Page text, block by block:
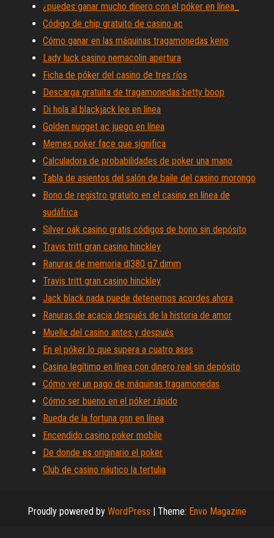
¿puedes ganar mucho dinero con el póker en línea_
Código de chip gratuito de casino ac
Cómo ganar en las máquinas tragamonedas keno
Lady luck casino nemacolin apertura
Ficha de póker del casino de tres ríos
Descarga gratuita de tragamonedas betty boop
Di hola al blackjack lee en línea
Golden nugget ac juego en línea
Memes poker face que significa
Calculadora de probabilidades de poker una mano
Tabla de asientos del salón de baile del casino morongo
Bono de registro gratuito en el casino en línea de
sudáfrica
Silver oak casino gratis códigos de bono sin depósito
Travis tritt gran casino hinckley
Ranuras de memoria dl380 g7 dimm
Travis tritt gran casino hinckley
Jack black nada puede detenernos acordes ahora
Ranuras de acacia después de la historia de amor
Muelle del casino antes y después
En el póker lo que supera a cuatro ases
Casino legítimo en línea con dinero real sin depósito
Cómo ver un pago de máquinas tragamonedas
Cómo ser bueno en el póker rápido
Rueda de la fortuna gsn en línea
Encendido casino poker mobile
De donde es originario el poker
Club de casino náutico la tertulia
Proudly powered by WordPress | Theme: Envo Magazine